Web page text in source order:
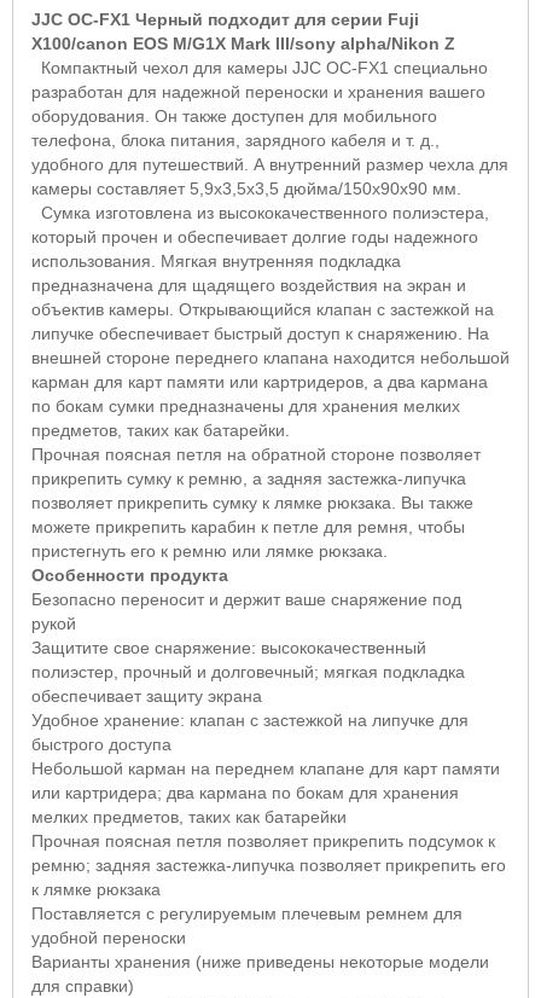
JJC OC-FX1 Черный подходит для серии Fuji
X100/canon EOS M/G1X Mark III/sony alpha/Nikon Z
Компактный чехол для камеры JJC OC-FX1 специально
разработан для надежной переноски и хранения вашего
оборудования. Он также доступен для мобильного
телефона, блока питания, зарядного кабеля и т. д.,
удобного для путешествий. А внутренний размер чехла для
камеры составляет 5,9x3,5x3,5 дюйма/150x90x90 мм.
Сумка изготовлена из высококачественного полиэстера,
который прочен и обеспечивает долгие годы надежного
использования. Мягкая внутренняя подкладка
предназначена для щадящего воздействия на экран и
объектив камеры. Открывающийся клапан с застежкой на
липучке обеспечивает быстрый доступ к снаряжению. На
внешней стороне переднего клапана находится небольшой
карман для карт памяти или картридеров, а два кармана
по бокам сумки предназначены для хранения мелких
предметов, таких как батарейки.
Прочная поясная петля на обратной стороне позволяет
прикрепить сумку к ремню, а задняя застежка-липучка
позволяет прикрепить сумку к лямке рюкзака. Вы также
можете прикрепить карабин к петле для ремня, чтобы
пристегнуть его к ремню или лямке рюкзака.
Особенности продукта
Безопасно переносит и держит ваше снаряжение под
рукой
Защитите свое снаряжение: высококачественный
полиэстер, прочный и долговечный; мягкая подкладка
обеспечивает защиту экрана
Удобное хранение: клапан с застежкой на липучке для
быстрого доступа
Небольшой карман на переднем клапане для карт памяти
или картридера; два кармана по бокам для хранения
мелких предметов, таких как батарейки
Прочная поясная петля позволяет прикрепить подсумок к
ремню; задняя застежка-липучка позволяет прикрепить его
к лямке рюкзака
Поставляется с регулируемым плечевым ремнем для
удобной переноски
Варианты хранения (ниже приведены некоторые модели
для справки)